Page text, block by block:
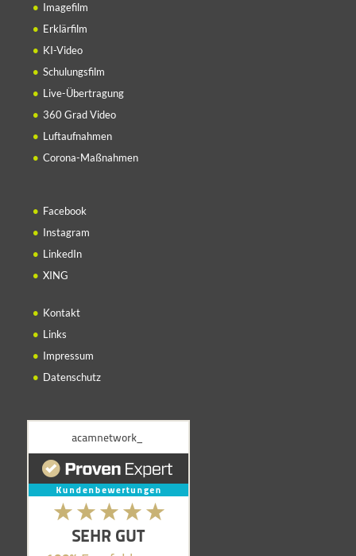
Facebook
Instagram
LinkedIn
XING
Kontakt
Links
Impressum
Datenschutz
Imagefilm
Erklärfilm
KI-Video
Schulungsfilm
Live-Übertragung
360 Grad Video
Luftaufnahmen
Corona-Maßnahmen